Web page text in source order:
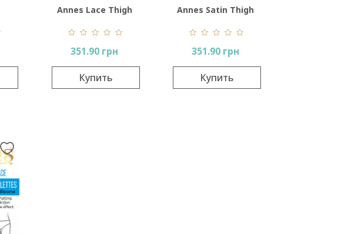
Annes Lace Thigh
Band
351.90 грн
Купить
Annes Satin Thigh
Band
351.90 грн
Купить